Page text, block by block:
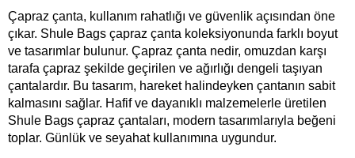
Çapraz çanta, kullanım rahatlığı ve güvenlik açısından öne
çıkar. Shule Bags çapraz çanta koleksiyonunda farklı boyut
ve tasarımlar bulunur. Çapraz çanta nedir, omuzdan karşı
tarafa çapraz şekilde geçirilen ve ağırlığı dengeli taşıyan
çantalardır. Bu tasarım, hareket halindeyken çantanın sabit
kalmasını sağlar. Hafif ve dayanıklı malzemelerle üretilen
Shule Bags çapraz çantaları, modern tasarımlarıyla beğeni
toplar. Günlük ve seyahat kullanımına uygundur.